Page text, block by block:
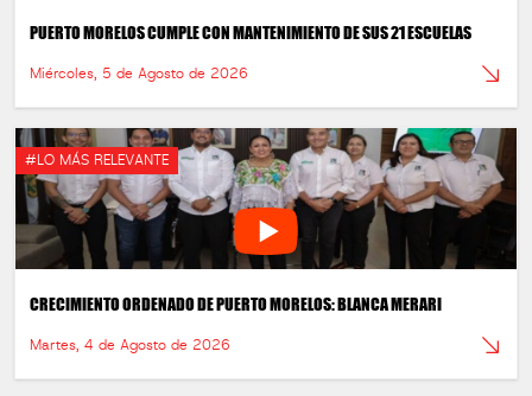
PUERTO MORELOS CUMPLE CON MANTENIMIENTO DE SUS 21 ESCUELAS
Miércoles, 5 de Agosto de 2026
#LO MÁS RELEVANTE
CRECIMIENTO ORDENADO DE PUERTO MORELOS: BLANCA MERARI
Martes, 4 de Agosto de 2026